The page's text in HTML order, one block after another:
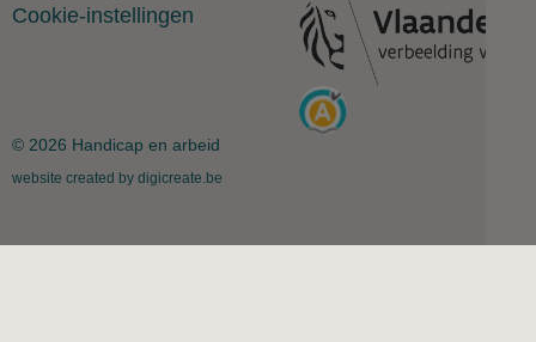
Cookie-instellingen
© 2026 Handicap en arbeid
website created by digicreate.be